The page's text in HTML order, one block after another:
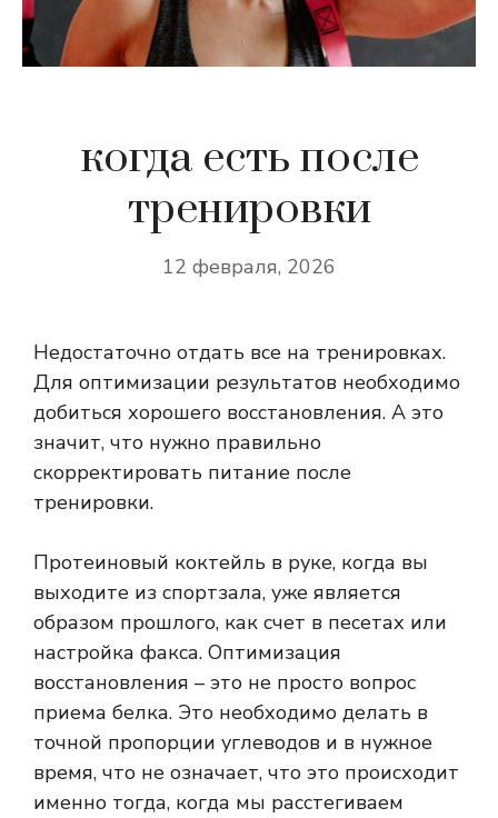
когда есть после
тренировки
12 февраля, 2026
Недостаточно отдать все на тренировках.
Для оптимизации результатов необходимо
добиться хорошего восстановления. А это
значит, что нужно правильно
скорректировать питание после
тренировки.
Протеиновый коктейль в руке, когда вы
выходите из спортзала, уже является
образом прошлого, как счет в песетах или
настройка факса. Оптимизация
восстановления – это не просто вопрос
приема белка. Это необходимо делать в
точной пропорции углеводов и в нужное
время, что не означает, что это происходит
именно тогда, когда мы расстегиваем